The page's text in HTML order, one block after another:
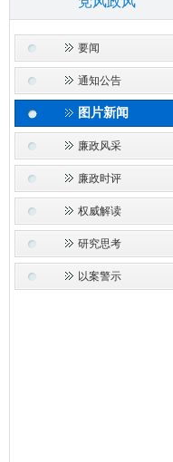
要闻
通知公告
图片新闻
廉政风采
廉政时评
权威解读
研究思考
以案警示